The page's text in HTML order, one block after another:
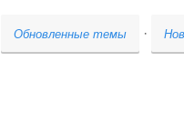
Обновленные темы ·